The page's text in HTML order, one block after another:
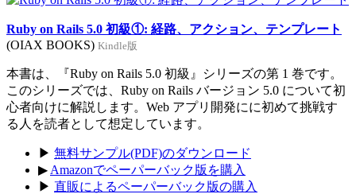
Ruby on Rails 5.0 初級①: 経路、アクション、テンプレート
(OIAX BOOKS) Kindle版
本書は、『Ruby on Rails 5.0 初級』シリーズの第 1 巻です。
このシリーズでは、Ruby on Rails バージョン 5.0 について初
心者向けに解説します。Web アプリ開発にに初めて挑戦す
る人を読者として想定しています。
▶ 無料サンプル(PDF)のダウンロード
▶ Amazonでペーパーバック版を購入
▶ 直販によるペーパーバック版の購入